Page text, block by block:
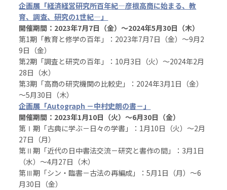
企画展「経済経営研究所百年紀―彦根高商に始まる、教
育、調査、研究の1世紀―」
開催期間：2023年7月7日（金）～2024年5月30日（木）
第1期「教育と修学の百年」：2023年7月7日（金）～9月2
9日（金）
第2期「調査と研究の百年」：10月3日（火）～2024年2月
28日（水）
第3期「高商の研究機関の比較史」：2024年3月1日（金）
～5月30日（木）
企画展「Autograph －中村史朗の書－」
開催期間：2023年1月10日（火）～6月30日（金）
第Ⅰ期「古典に学ぶ－日々の学書」：1月10日（火）～2月
27日（月）
第Ⅱ期「近代の日中書法交流－研究と書作の間」：3月1日
（水）～4月27日（木）
第Ⅲ期「シン・臨書－古法の再編成」：5月1日（月）～6
月30日（金）